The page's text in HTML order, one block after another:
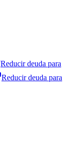
Reducir deuda para
Reducir deuda para